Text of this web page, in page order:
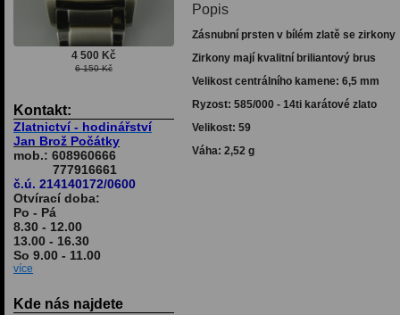
Kontakt:
Zlatnictví - hodinářství
Jan Brož Počátky
mob.: 608960666
777916661
č.ú. 214140172/0600
Otvírací doba:
Po - Pá
8.30 - 12.00
13.00 - 16.30
So 9.00 - 11.00
více
Kde nás najdete
Popis
Zásnubní prsten v bílém zlatě se zirkony
Zirkony mají kvalitní briliantový brus
Velikost centrálního kamene: 6,5 mm
Ryzost: 585/000 - 14ti karátové zlato
Velikost: 59
Váha: 2,52 g